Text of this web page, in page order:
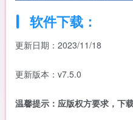
软件下载：
更新日期：2023/11/18
更新版本：v7.5.0
温馨提示：应版权方要求，下